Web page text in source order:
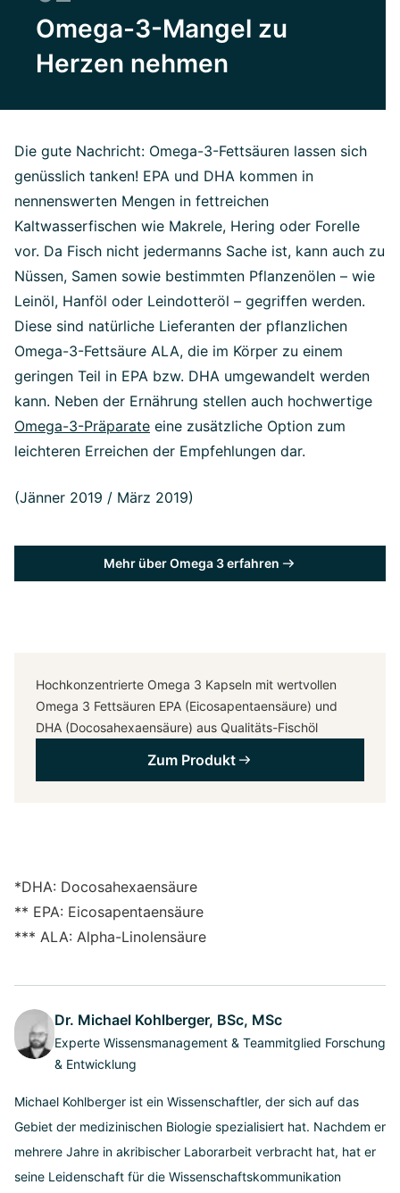
Omega-3-Mangel zu
Herzen nehmen
Die gute Nachricht: Omega-3-Fettsäuren lassen sich
genüsslich tanken! EPA und DHA kommen in
nennenswerten Mengen in fettreichen
Kaltwasserfischen wie Makrele, Hering oder Forelle
vor. Da Fisch nicht jedermanns Sache ist, kann auch zu
Nüssen, Samen sowie bestimmten Pflanzenölen – wie
Leinöl, Hanföl oder Leindotteröl – gegriffen werden.
Diese sind natürliche Lieferanten der pflanzlichen
Omega-3-Fettsäure ALA, die im Körper zu einem
geringen Teil in EPA bzw. DHA umgewandelt werden
kann. Neben der Ernährung stellen auch hochwertige
Omega-3-Präparate eine zusätzliche Option zum
leichteren Erreichen der Empfehlungen dar.
(Jänner 2019 / März 2019)
Mehr über Omega 3 erfahren
Hochkonzentrierte Omega 3 Kapseln mit wertvollen
Omega 3 Fettsäuren EPA (Eicosapentaensäure) und
DHA (Docosahexaensäure) aus Qualitäts-Fischöl
Zum Produkt
*DHA: Docosahexaensäure
** EPA: Eicosapentaensäure
*** ALA: Alpha-Linolensäure
Dr. Michael Kohlberger, BSc, MSc
Experte Wissensmanagement & Teammitglied Forschung
& Entwicklung
Michael Kohlberger ist ein Wissenschaftler, der sich auf das
Gebiet der medizinischen Biologie spezialisiert hat. Nachdem er
mehrere Jahre in akribischer Laborarbeit verbracht hat, hat er
seine Leidenschaft für die Wissenschaftskommunikation